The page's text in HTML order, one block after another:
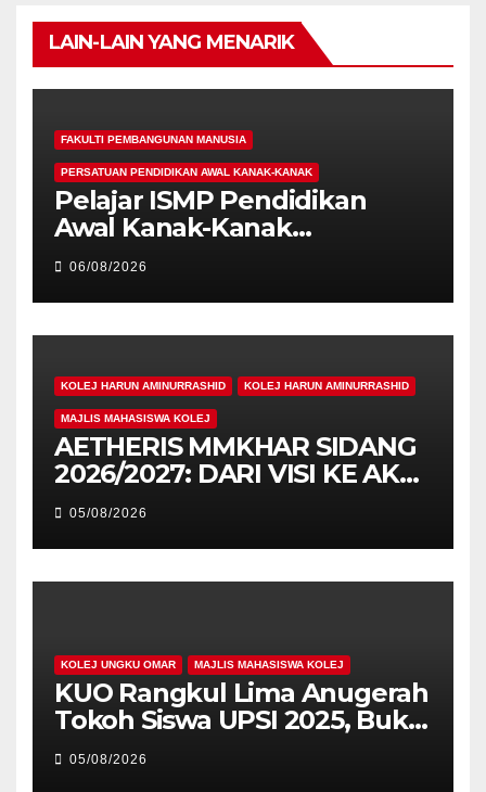
LAIN-LAIN YANG MENARIK
FAKULTI PEMBANGUNAN MANUSIA
PERSATUAN PENDIDIKAN AWAL KANAK-KANAK
Pelajar ISMP Pendidikan
Awal Kanak-Kanak
Cemerlang Raih
Pengiktirafan Antarabangsa
di IAM2026
06/08/2026
KOLEJ HARUN AMINURRASHID KOLEJ HARUN AMINURRASHID
MAJLIS MAHASISWA KOLEJ
AETHERIS MMKHAR SIDANG
2026/2027: DARI VISI KE AKSI,
MEMBINA LEGASI GENERASI
PEMIMPIN
05/08/2026
KOLEJ UNGKU OMAR MAJLIS MAHASISWA KOLEJ
KUO Rangkul Lima Anugerah
Tokoh Siswa UPSI 2025, Bukti
Kecemerlangan Mahasiswa
Holistik
05/08/2026